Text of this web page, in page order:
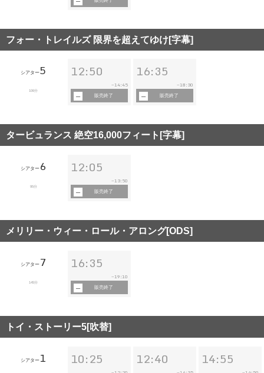
フォー・トレイルズ 限界を超えてゆけ[字幕]
シアター5
106分
12:50
~14:45
販売終了
16:35
~18:30
販売終了
タービュランス 絶空16,000フィート[字幕]
シアター 6
95分
12:05
~13:50
販売終了
メリリー・ウィー・ロール・アロング[ODS]
シアター 7
145分
16:35
~19:10
販売終了
トイ・ストーリー5[吹替]
シアター 1 10:25 12:40 14:55